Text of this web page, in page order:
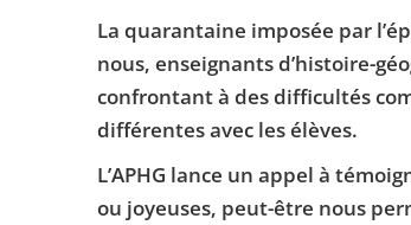
La quarantaine imposée par
nous, enseignants d’histoire-
confrontant à des difficultés
différentes avec les élèves.
L’APHG lance un appel à
ou joyeuses, peut-être nous